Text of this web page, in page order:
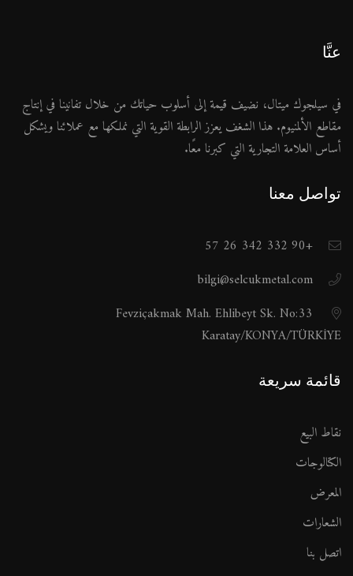
عنَّا
في سيلجوك ميتال، نضيف قيمة إلى أسلوب حياتك من خلال تفانينا في إنتاج
مقاطع الألمنيوم. هذا الشغف يعزز الرابطة القوية التي نملكها مع عملائنا ويشكل
أساس العلامة التجارية التي كبرنا معًا.
تواصل معنا
+90 332 342 26 57
bilgi@selcukmetal.com
Fevziçakmak Mah. Ehlibeyt Sk. No:33
Karatay/KONYA/TÜRKİYE
قائمة سريعة
نقاط البيع
الكتالوجات
المعرض
الشعارات
اتصل بنا